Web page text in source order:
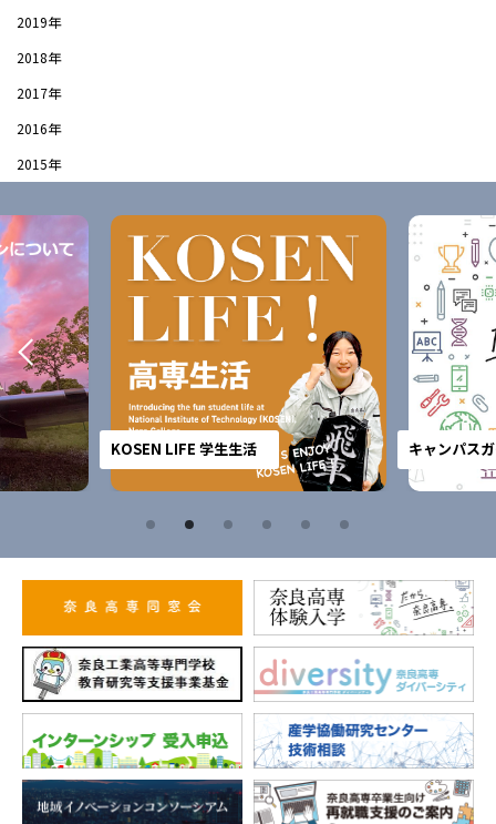
2019年
2018年
2017年
2016年
2015年
KOSEN LIFE 学生生活 キャンパス